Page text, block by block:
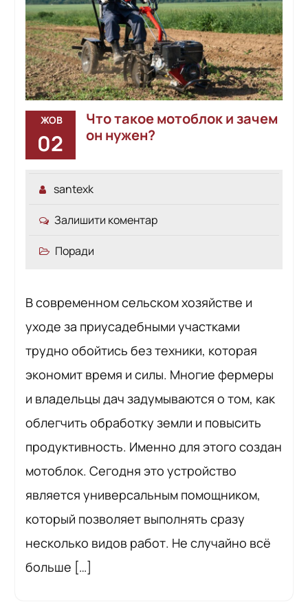
ЖОВ
02
Что такое мотоблок и зачем
он нужен?
santexk
Залишити коментар
Поради
В современном сельском хозяйстве и
уходе за приусадебными участками
трудно обойтись без техники, которая
экономит время и силы. Многие фермеры
и владельцы дач задумываются о том, как
облегчить обработку земли и повысить
продуктивность. Именно для этого создан
мотоблок. Сегодня это устройство
является универсальным помощником,
который позволяет выполнять сразу
несколько видов работ. Не случайно всё
больше […]